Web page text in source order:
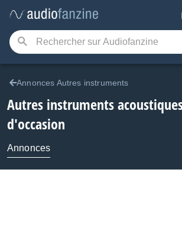
Annonces Autres instruments
Autres instruments
d'occasion
Annonces